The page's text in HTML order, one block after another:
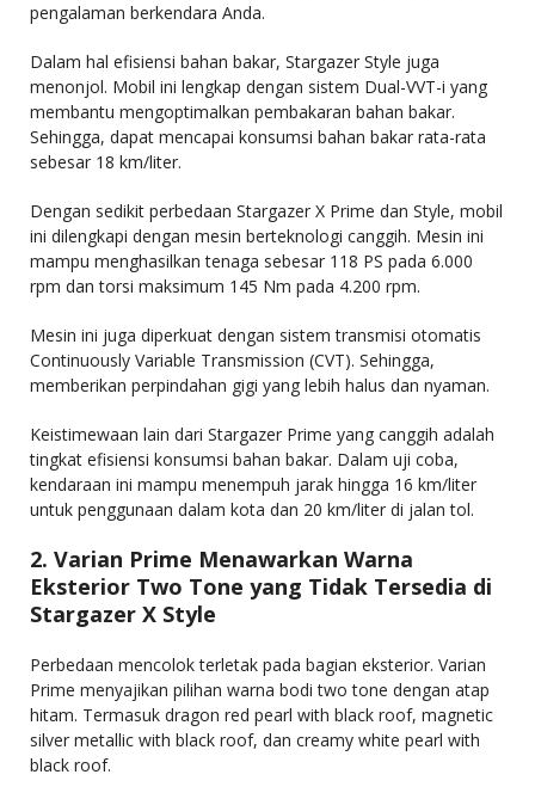
pengalaman berkendara Anda.
Dalam hal efisiensi bahan bakar, Stargazer Style juga
menonjol. Mobil ini lengkap dengan sistem Dual-VVT-i yang
membantu mengoptimalkan pembakaran bahan bakar.
Sehingga, dapat mencapai konsumsi bahan bakar rata-rata
sebesar 18 km/liter.
Dengan sedikit perbedaan Stargazer X Prime dan Style, mobil
ini dilengkapi dengan mesin berteknologi canggih. Mesin ini
mampu menghasilkan tenaga sebesar 118 PS pada 6.000
rpm dan torsi maksimum 145 Nm pada 4.200 rpm.
Mesin ini juga diperkuat dengan sistem transmisi otomatis
Continuously Variable Transmission (CVT). Sehingga,
memberikan perpindahan gigi yang lebih halus dan nyaman.
Keistimewaan lain dari Stargazer Prime yang canggih adalah
tingkat efisiensi konsumsi bahan bakar. Dalam uji coba,
kendaraan ini mampu menempuh jarak hingga 16 km/liter
untuk penggunaan dalam kota dan 20 km/liter di jalan tol.
2. Varian Prime Menawarkan Warna
Eksterior Two Tone yang Tidak Tersedia di
Stargazer X Style
Perbedaan mencolok terletak pada bagian eksterior. Varian
Prime menyajikan pilihan warna bodi two tone dengan atap
hitam. Termasuk dragon red pearl with black roof, magnetic
silver metallic with black roof, dan creamy white pearl with
black roof.